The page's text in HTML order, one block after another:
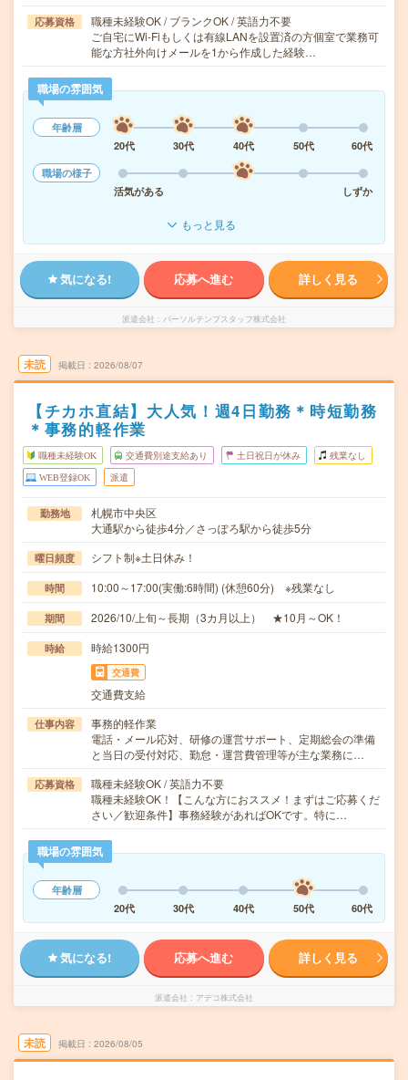
応募資格
職種未経験OK / ブランクOK / 英語力不要
ご自宅にWi-Fiもしくは有線LANを設置済の方個室で業務可
能な方社外向けメールを1から作成した経験…
職場の雰囲気
年齢層
20代
30代 40代 50代
60代
職場の様子
活気がある
しずか
もっと見る
気になる! 応募へ進む 詳しく見る
派遣会社 パーソルテンプスタッフ株式会社
未読 掲載日 2026/08/07
【チカホ直結】大人気！週4日勤務＊時短勤務
＊事務的軽作業
職種未経験OK 交通費別途支給あり 土日祝日が休み 残業なし
WEB登録OK 派遣
勤務地
札幌市中央区
大通駅から徒歩4分／さっぽろ駅から徒歩5分
曜日頻度 シフト制※土日休み！
時間 10:00～17:00(実働:6時間) (休憩60分) ※残業なし
期間 2026/10/上旬～長期（3カ月以上） ★10月～OK！
時給 時給1300円
交通費
交通費支給
仕事内容
事務的軽作業
電話・メール応対、研修の運営サポート、定期総会の準備
と当日の受付対応、勤怠・運営費管理等が主な業務に…
応募資格
職種未経験OK / 英語力不要
職種未経験OK！【こんな方におススメ！まずはご応募くだ
さい／歓迎条件】事務経験があればOKです。特に…
職場の雰囲気
年齢層
20代
30代 40代 50代 60代
気になる! 応募へ進む 詳しく見る
派遣会社 アデコ株式会社
未読 掲載日 2026/08/05